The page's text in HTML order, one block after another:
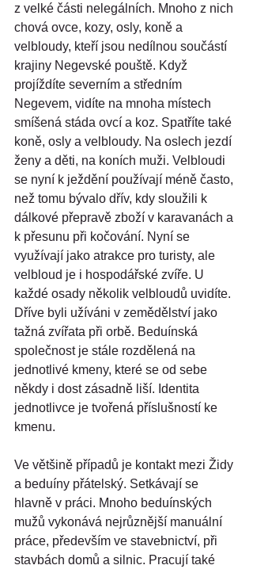
z velké části nelegálních. Mnoho z nich
chová ovce, kozy, osly, koně a
velbloudy, kteří jsou nedílnou součástí
krajiny Negevské pouště. Když
projíždíte severním a středním
Negevem, vidíte na mnoha místech
smíšená stáda ovcí a koz. Spatříte také
koně, osly a velbloudy. Na oslech jezdí
ženy a děti, na koních muži. Velbloudi
se nyní k ježdění používají méně často,
než tomu bývalo dřív, kdy sloužili k
dálkové přepravě zboží v karavanách a
k přesunu při kočování. Nyní se
využívají jako atrakce pro turisty, ale
velbloud je i hospodářské zvíře. U
každé osady několik velbloudů uvidíte.
Dříve byli užíváni v zemědělství jako
tažná zvířata při orbě. Beduínská
společnost je stále rozdělená na
jednotlivé kmeny, které se od sebe
někdy i dost zásadně liší. Identita
jednotlivce je tvořená příslušností ke
kmenu.
Ve většině případů je kontakt mezi Židy
a beduíny přátelský. Setkávají se
hlavně v práci. Mnoho beduínských
mužů vykonává nejrůznější manuální
práce, především ve stavebnictví, při
stavbách domů a silnic. Pracují také